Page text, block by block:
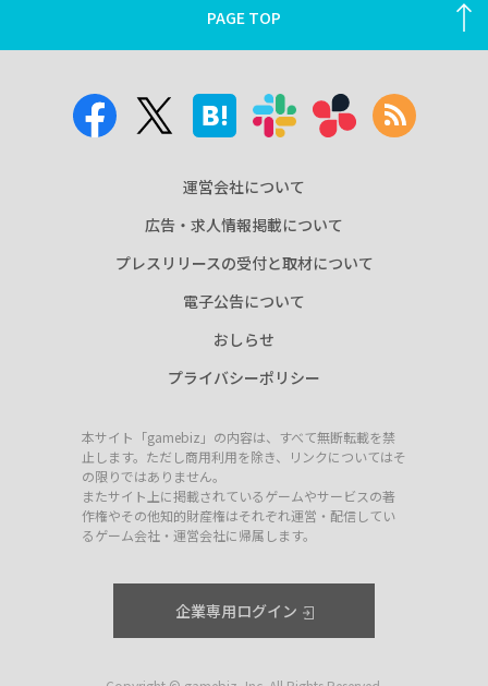
PAGE TOP
運営会社について
広告・求人情報掲載について
プレスリリースの受付と取材について
電子公告について
おしらせ
プライバシーポリシー
本サイト「gamebiz」の内容は、すべて無断転載を禁
止します。ただし商用利用を除き、リンクについてはそ
の限りではありません。
またサイト上に掲載されているゲームやサービスの著
作権やその他知的財産権はそれぞれ運営・配信してい
るゲーム会社・運営会社に帰属します。
企業専用ログイン